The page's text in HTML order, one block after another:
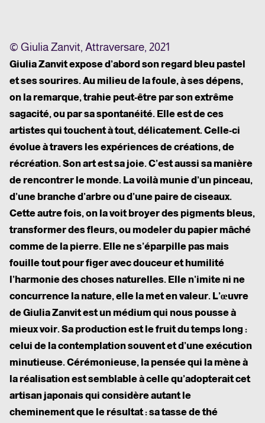
© Giulia Zanvit, Attraversare, 2021
Giulia Zanvitexpose d’abord son regard bleu pastel
et ses sourires. Au milieu de la foule, à ses dépens,
on la remarque, trahie peut-être par son extrême
sagacité, ou par sa spontanéité. Elle est de ces
artistes qui touchent à tout, délicatement. Celle-ci
évolue à travers les expériences de créations, de
récréation. Son art est sa joie. C’est aussi sa manière
de rencontrer le monde. La voilà munie d’un pinceau,
d’une branche d’arbre ou d’une paire de ciseaux.
Cette autre fois, on la voit broyer des pigments bleus,
transformer des fleurs, ou modeler du papier mâché
comme de la pierre. Elle ne s’éparpille pas mais
fouille tout pour figer avec douceur et humilité
l’harmonie des choses naturelles. Elle n’imite ni ne
concurrence la nature, elle la met en valeur. L’œuvre
de Giulia Zanvit est un médium qui nous pousse à
mieux voir. Sa production est le fruit du temps long :
celui de la contemplation souvent et d’une exécution
minutieuse. Cérémonieuse, la pensée qui la mène à
la réalisation est semblable à celle qu’adopterait cet
artisan japonais qui considère autant le
cheminement que le résultat : sa tasse de thé